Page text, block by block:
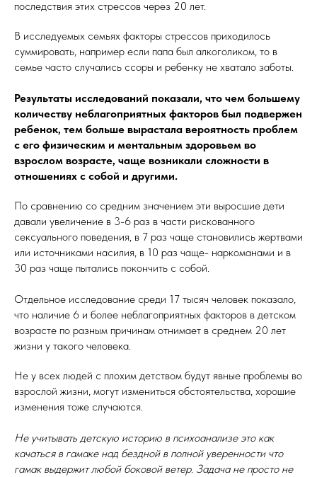
последствия этих стрессов через 20 лет.
В исследуемых семьях факторы стрессов приходилось
суммировать, например если папа был алкоголиком, то в
семье часто случались ссоры и ребенку не хватало заботы.
Результаты исследований показали, что чем большему
количеству неблагоприятных факторов был подвержен
ребенок, тем больше вырастала вероятность проблем
с его физическим и ментальным здоровьем во
взрослом возрасте, чаще возникали сложности в
отношениях с собой и другими.
По сравнению со средним значением эти выросшие дети
давали увеличение в 3-6 раз в части рискованного
сексуального поведения, в 7 раз чаще становились жертвами
или источниками насилия, в 10 раз чаще- наркоманами и в
30 раз чаще пытались покончить с собой.
Отдельное исследование среди 17 тысяч человек показало,
что наличие 6 и более неблагоприятных факторов в детском
возрасте по разным причинам отнимает в среднем 20 лет
жизни у такого человека.
Не у всех людей с плохим детством будут явные проблемы во
взрослой жизни, могут измениться обстоятельства, хорошие
изменения тоже случаются.
Не учитывать детскую историю в психоанализе это как
качаться в гамаке над бездной в полной уверенности что
гамак выдержит любой боковой ветер. Задача не просто не